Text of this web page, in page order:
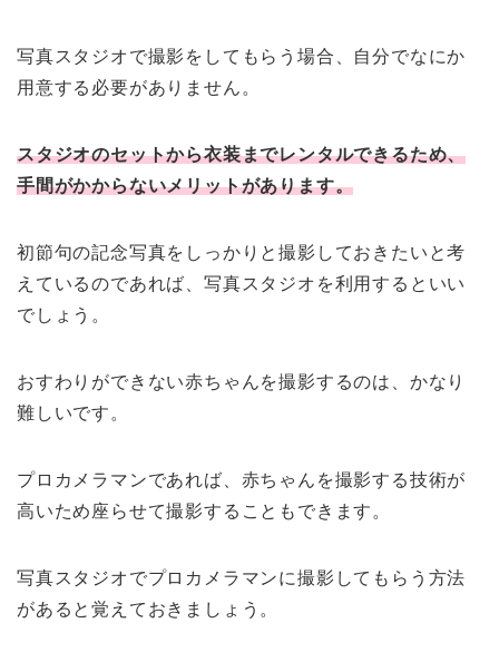
写真スタジオで撮影をしてもらう場合、自分でなにか
用意する必要がありません。
スタジオのセットから衣装までレンタルできるため、
手間がかからないメリットがあります。
初節句の記念写真をしっかりと撮影しておきたいと考
えているのであれば、写真スタジオを利用するといい
でしょう。
おすわりができない赤ちゃんを撮影するのは、かなり
難しいです。
プロカメラマンであれば、赤ちゃんを撮影する技術が
高いため座らせて撮影することもできます。
写真スタジオでプロカメラマンに撮影してもらう方法
があると覚えておきましょう。